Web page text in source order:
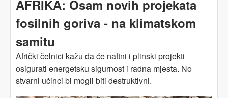
AFRIKA: Osam novih projekata
fosilnih goriva - na klimatskom
samitu
Afrički čelnici kažu da će naftni i plinski projekti
osigurati energetsku sigurnost i radna mjesta. No
stvarni učinci bi mogli biti destruktivni.